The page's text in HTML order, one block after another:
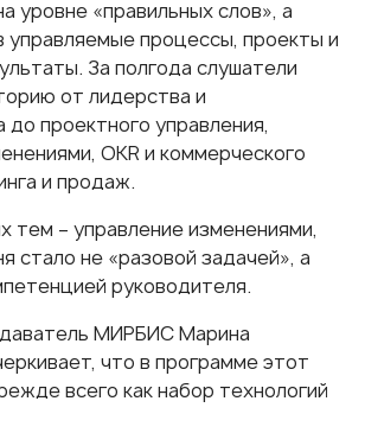
уровне «правильных слов», а
управляемые процессы, проекты и
За полгода слушатели
от лидерства и
до проектного управления,
OKR и коммерческого
и продаж.
тем – управление изменениями,
стало не «разовой задачей», а
руководителя.
МИРБИСМарина
что в программе этот
всего как набор технологий